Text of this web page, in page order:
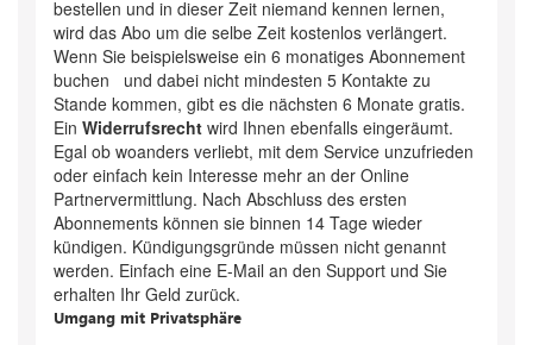
bestellen und in dieser Zeit niemand kennen lernen,
wird das Abo um die selbe Zeit kostenlos verlängert.
Wenn Sie beispielsweise ein 6 monatiges Abonnement
buchen und dabei nicht mindesten 5 Kontakte zu
Stande kommen, gibt es die nächsten 6 Monate gratis.
Ein Widerrufsrecht wird Ihnen ebenfalls eingeräumt.
Egal ob woanders verliebt, mit dem Service unzufrieden
oder einfach kein Interesse mehr an der Online
Partnervermittlung. Nach Abschluss des ersten
Abonnements können sie binnen 14 Tage wieder
kündigen. Kündigungsgründe müssen nicht genannt
werden. Einfach eine E-Mail an den Support und Sie
erhalten Ihr Geld zurück.
Umgang mit Privatsphäre